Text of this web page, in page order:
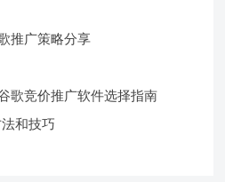
推广策略分享
歌竞价推广软件选择指南
和技巧